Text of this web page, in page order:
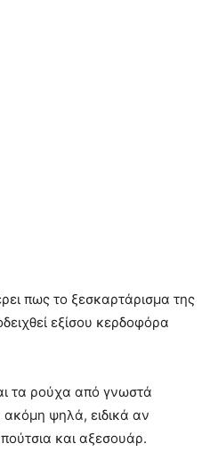
πως το ξεσκαρτάρισμα της
εξίσου κερδοφόρα
τα ρούχα από γνωστά
ψηλά, ειδικά αν
και αξεσουάρ.